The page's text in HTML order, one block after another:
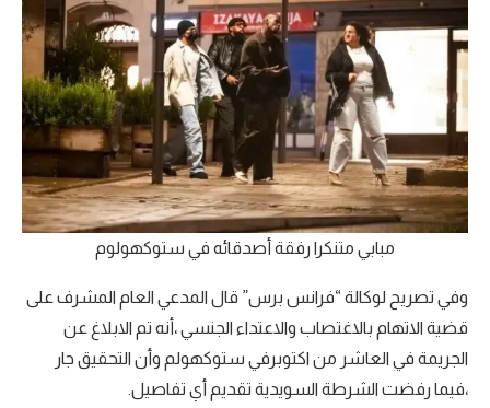
مبابي متنكرا رفقة أصدقائه في ستوكهولوم
وفي تصريح لوكالة “فرانس برس” قال المدعي العام المشرف على
قضية الاتهام بالاغتصاب والاعتداء الجنسي ،أنه تم الابلاغ عن
الجريمة في العاشر من اكتوبرفي ستوكهولم وأن التحقيق جار
،فيما رفضت الشرطة السويدية تقديم أي تفاصيل.